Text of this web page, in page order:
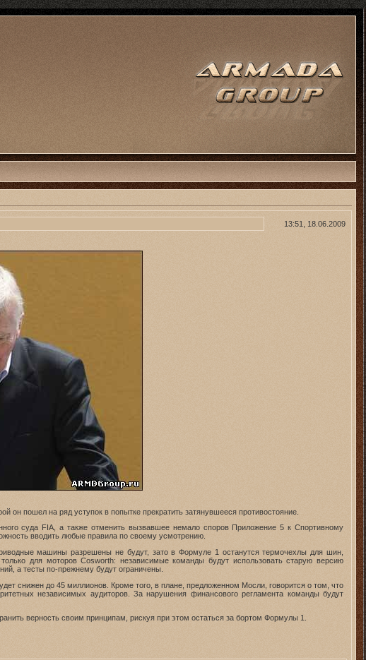
13:51, 18.06.2009
он пошел на ряд уступок в попытке прекратить затянувшееся противостояние.
суда FIA, а также отменить вызвавшее немало споров Приложение 5 к Спортивному
вводить любые правила по своему усмотрению.
машины разрешены не будут, зато в Формуле 1 останутся термочехлы для шин,
для моторов Cosworth: независимые команды будут использовать старую версию
а тесты по-прежнему будут ограничены.
снижен до 45 миллионов. Кроме того, в плане, предложенном Мосли, говорится о том, что
независимых аудиторов. За нарушения финансового регламента команды будут
верность своим принципам, рискуя при этом остаться за бортом Формулы 1.